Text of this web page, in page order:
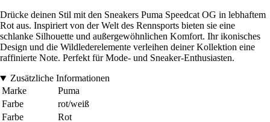
Drücke deinen Stil mit den Sneakers Puma Speedcat OG in lebhaftem
Rot aus. Inspiriert von der Welt des Rennsports bieten sie eine
schlanke Silhouette und außergewöhnlichen Komfort. Ihr ikonisches
Design und die Wildlederelemente verleihen deiner Kollektion eine
raffinierte Note. Perfekt für Mode- und Sneaker-Enthusiasten.
Zusätzliche Informationen
Marke
Puma
Farbe
rot/weiß
Farbe
Rot